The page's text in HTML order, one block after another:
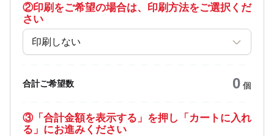
②印刷をご希望の場合は、印刷方法をご選択くだ
さい
印刷しない
合計ご希望数 0 個
③「合計金額を表示する」を押し「カートに入れ
る」にお進みください